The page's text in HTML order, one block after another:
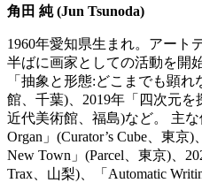
角田 純 (Jun Tsunoda)
1960年愛知県生まれ。アート
半ばに画家としての活動を開
「抽象と形態:どこまでも顕
館、千葉)、2019年「四次元
近代美術館、福島)など。 主
Organ」(Curator’s Cube、東京
New Town」(Parcel、東京)、
Trax、山梨)、「Automatic